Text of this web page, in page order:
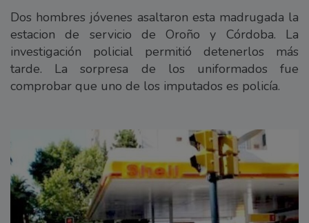
Dos hombres jóvenes asaltaron esta madrugada la
estacion de servicio de Oroño y Córdoba. La
investigación policial permitió detenerlos más
tarde. La sorpresa de los uniformados fue
comprobar que uno de los imputados es policía.